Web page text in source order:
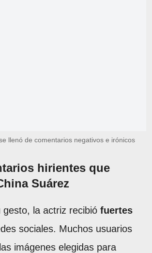
llenó de comentarios negativos e irónicos
hirientes que
Suárez
gesto, la actriz recibió fuertes
sociales. Muchos usuarios
imágenes elegidas para